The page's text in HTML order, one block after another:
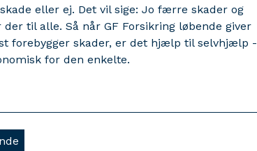
eller ej. Det vil sige: Jo færre skader og
til alle. Så når GF Forsikring løbende giver
forebygger skader, er det hjælp til selvhjælp -
for den enkelte.